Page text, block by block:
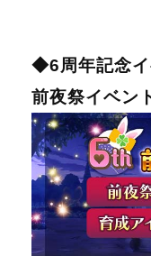
◆6周年記念
前夜祭イベン